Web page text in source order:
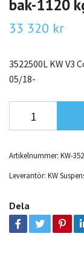
bak-1120
33 320 kr
3522500L KW V3
05/18-
Artikelnummer: KW-
Leverantör: KW
Dela